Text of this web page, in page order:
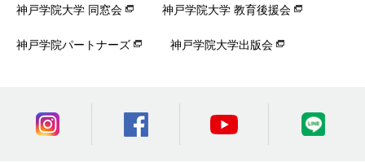
神戸学院大学 同窓会 神戸学院大学 教育後援会
神戸学院パートナーズ 神戸学院大学出版会